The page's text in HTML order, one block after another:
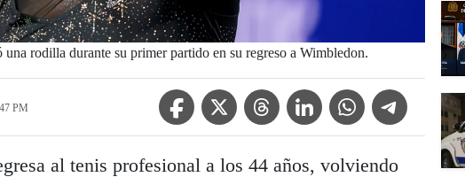
una rodilla durante su primer partido en su regreso a Wimbledon.
PM
Facebook IconTwitter IconThreads IconLinkedin IconWhatsApp IconTelegram Icon
al tenis profesional a los 44 años, volviendo